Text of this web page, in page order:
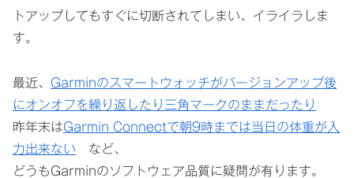
トアップしてもすぐに切断されてしまい、イライラしま
す。
最近、 Garminのスマートウォッチがバージョンアップ後
にオンオフを繰り返したり三角マークのままだったり
昨年末はGarmin Connectで朝9時までは当日の体重が入
力出来ない など、
どうもGarminのソフトウェア品質に疑問が有ります。